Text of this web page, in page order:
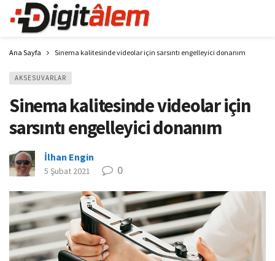
Ana Sayfa Sinema kalitesinde videolar için sarsıntı engelleyici donanım
AKSESUVARLAR
Sinema kalitesinde videolar için
sarsıntı engelleyici donanım
İlhan Engin
5 Şubat 2021 0